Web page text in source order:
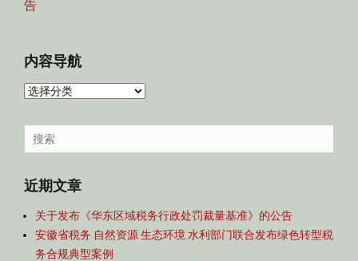
告
内容导航
内
导
航
Search
for:
近期文章
关于发布《华东区域税务行政处罚裁量基准》的公告
安徽省税务 自然资源 生态环境 水利部门联合发布绿色转型税
务合规典型案例